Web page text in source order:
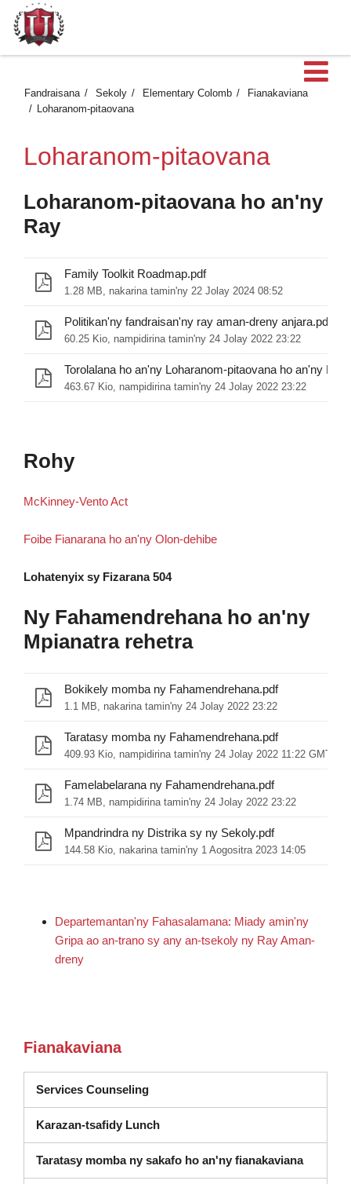
Fandraisana Sekoly Elementary Colomb
Fianakaviana
Loharanom-pitaovana
Loharanom-pitaovana
Loharanom-pitaovana ho an'ny
Ray
Family Toolkit Roadmap.pdf
1.28 MB, nakarina tamin'ny 22 Jolay 2024 08:52
Politikan'ny fandraisan'ny ray aman-dreny anjara.pdf
60.25 Kio, nampidirina tamin'ny 24 Jolay 2022 23:22
463.67 Kio, nampidirina tamin'ny 24 Jolay 2022 23:22
Rohy
McKinney-Vento Act
Foibe Fianarana ho an'ny Olon-dehibe
Lohatenyix sy Fizarana 504
Ny Fahamendrehana ho an'ny
Mpianatra rehetra
Bokikely momba ny Fahamendrehana.pdf
1.1 MB, nakarina tamin'ny 24 Jolay 2022 23:22
Taratasy momba ny Fahamendrehana.pdf
409.93 Kio, nampidirina tamin'ny 24 Jolay 2022 11:22 GMT
Famelabelarana ny Fahamendrehana.pdf
1.74 MB, nampidirina tamin'ny 24 Jolay 2022 23:22
Mpandrindra ny Distrika sy ny Sekoly.pdf
144.58 Kio, nakarina tamin'ny 1 Aogositra 2023 14:05
Departemantan'ny Fahasalamana: Miady amin'ny
Gripa ao an-trano sy any an-tsekoly ny Ray Aman-
dreny
Fianakaviana
Services Counseling(misokatra amin'ny varavarankely
Karazan-tsafidy Lunch
Taratasy momba ny sakafo ho an'ny fianakaviana